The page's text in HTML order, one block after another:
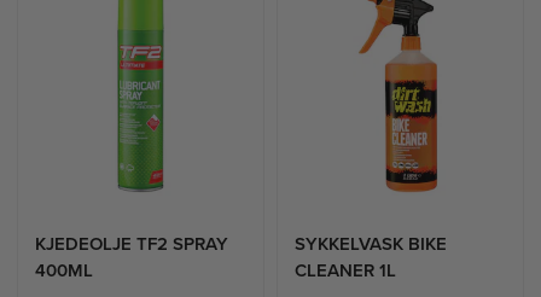
KJEDEOLJE TF2 SPRAY
400ML
SYKKELVASK BIKE
CLEANER 1L